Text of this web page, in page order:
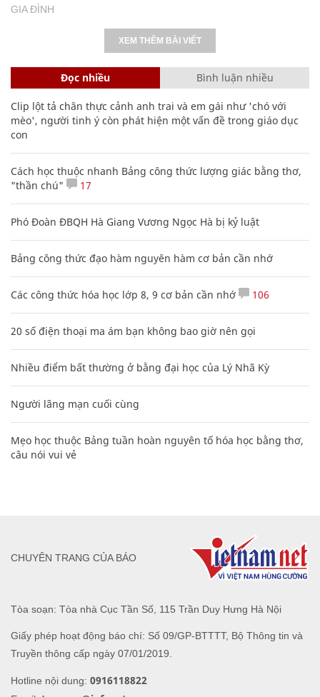
GIA ĐÌNH
XEM THÊM BÀI VIẾT
Đọc nhiều Bình luận nhiều
Clip lột tả chân thực cảnh anh trai và em gái như 'chó với
mèo', người tinh ý còn phát hiện một vấn đề trong giáo dục
con
Cách học thuộc nhanh Bảng công thức lượng giác bằng thơ,
"thần chú"
17
Phó Đoàn ĐBQH Hà Giang Vương Ngọc Hà bị kỷ luật
Bảng công thức đạo hàm nguyên hàm cơ bản cần nhớ
Các công thức hóa học lớp 8, 9 cơ bản cần nhớ 106
20 số điện thoại ma ám bạn không bao giờ nên gọi
Nhiều điểm bất thường ở bằng đại học của Lý Nhã Kỳ
Người lãng mạn cuối cùng
Mẹo học thuộc Bảng tuần hoàn nguyên tố hóa học bằng thơ,
câu nói vui vẻ
Tòa soạn: Tòa nhà Cục Tần Số, 115 Trần Duy Hưng Hà Nội
Giấy phép hoạt động báo chí: Số 09/GP-BTTTT, Bộ Thông tin và
Truyền thông cấp ngày 07/01/2019.
Hotline nội dung: 0916118822
CHUYÊN TRANG CỦA BÁO